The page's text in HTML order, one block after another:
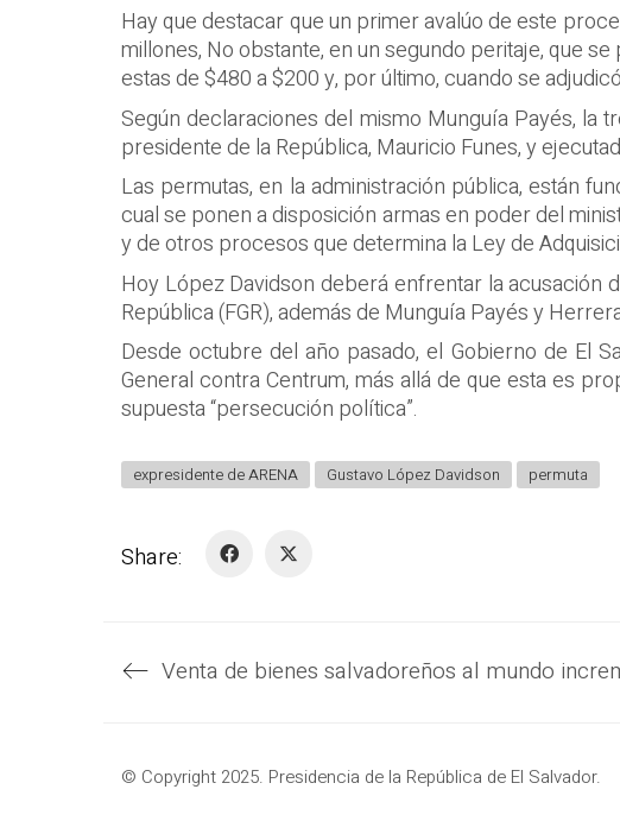
Hay que destacar que un primer avalúo de este
millones, No obstante, en un segundo peritaje, que
estas de $480 a $200 y, por último, cuando se
Según declaraciones del mismo Munguía Payés, la
presidente de la República, Mauricio Funes, y
Las permutas, en la administración pública, están
cual se ponen a disposición armas en poder del
y de otros procesos que determina la Ley de
Hoy López Davidson deberá enfrentar la acusación
República (FGR), además de Munguía Payés y
Desde octubre del año pasado, el Gobierno de El
General contra Centrum, más allá de que esta es
supuesta “persecución política”.
expresidente de ARENA Gustavo López Davidson permuta
Share:
© Copyright 2025. Presidencia de la República de El Salvador.